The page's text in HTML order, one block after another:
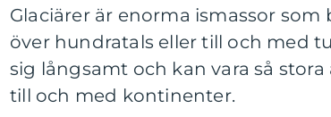
Glaciärer är enorma ismassor
över hundratals eller till och med
sig långsamt och kan vara så
till och med kontinenter.